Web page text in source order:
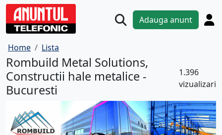
Adauga anunt
Home Lista
Rombuild Metal Solutions,
Constructii hale metalice -
Bucuresti
1.396
vizualizari